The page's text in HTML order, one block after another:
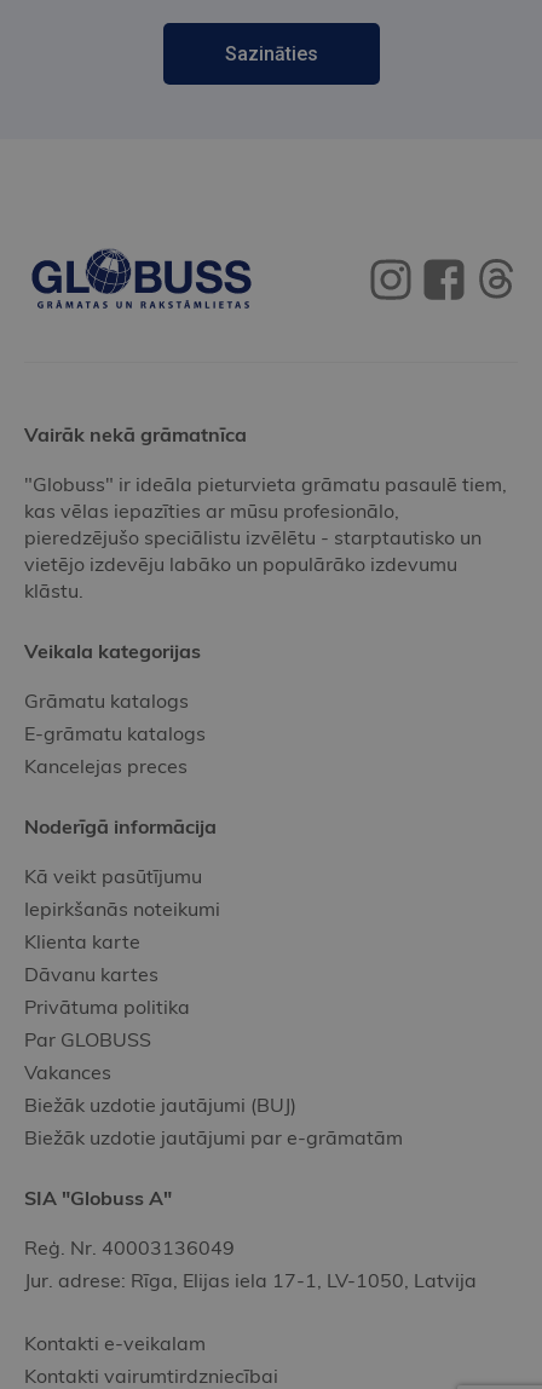
Sazināties
Vairāk nekā grāmatnīca
"Globuss" ir ideāla pieturvieta grāmatu pasaulē tiem,
kas vēlas iepazīties ar mūsu profesionālo,
pieredzējušo speciālistu izvēlētu - starptautisko un
vietējo izdevēju labāko un populārāko izdevumu
klāstu.
Veikala kategorijas
Grāmatu katalogs
E-grāmatu katalogs
Kancelejas preces
Noderīgā informācija
Kā veikt pasūtījumu
Iepirkšanās noteikumi
Klienta karte
Dāvanu kartes
Privātuma politika
Par GLOBUSS
Vakances
Biežāk uzdotie jautājumi (BUJ)
Biežāk uzdotie jautājumi par e-grāmatām
SIA "Globuss A"
Reģ. Nr. 40003136049
Jur. adrese: Rīga, Elijas iela 17-1, LV-1050, Latvija
Kontakti e-veikalam
Kontakti vairumtirdzniecībai